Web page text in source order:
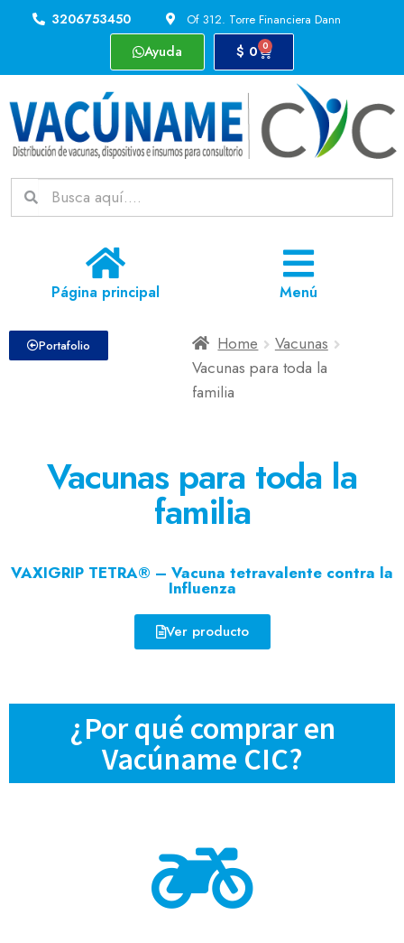
3206753450 Of 312. Torre Financiera Dann
Ayuda $ 0 0
Página principal Menú
Portafolio Home
Vacunas
Vacunas para toda la
familia
Vacunas para toda la
familia
VAXIGRIP TETRA® – Vacuna tetravalente contra la
Influenza
Ver producto
¿Por qué comprar en
Vacúname CIC?